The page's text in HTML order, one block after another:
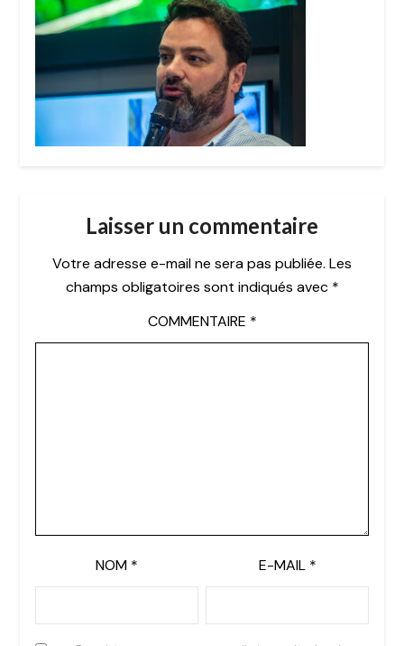
Laisser un commentaire
Votre adresse e-mail ne sera pas publiée. Les
champs obligatoires sont indiqués avec *
COMMENTAIRE *
NOM * E-MAIL *